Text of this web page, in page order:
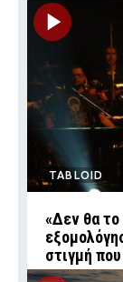
TABLOID
«Δεν θα
στιγμή